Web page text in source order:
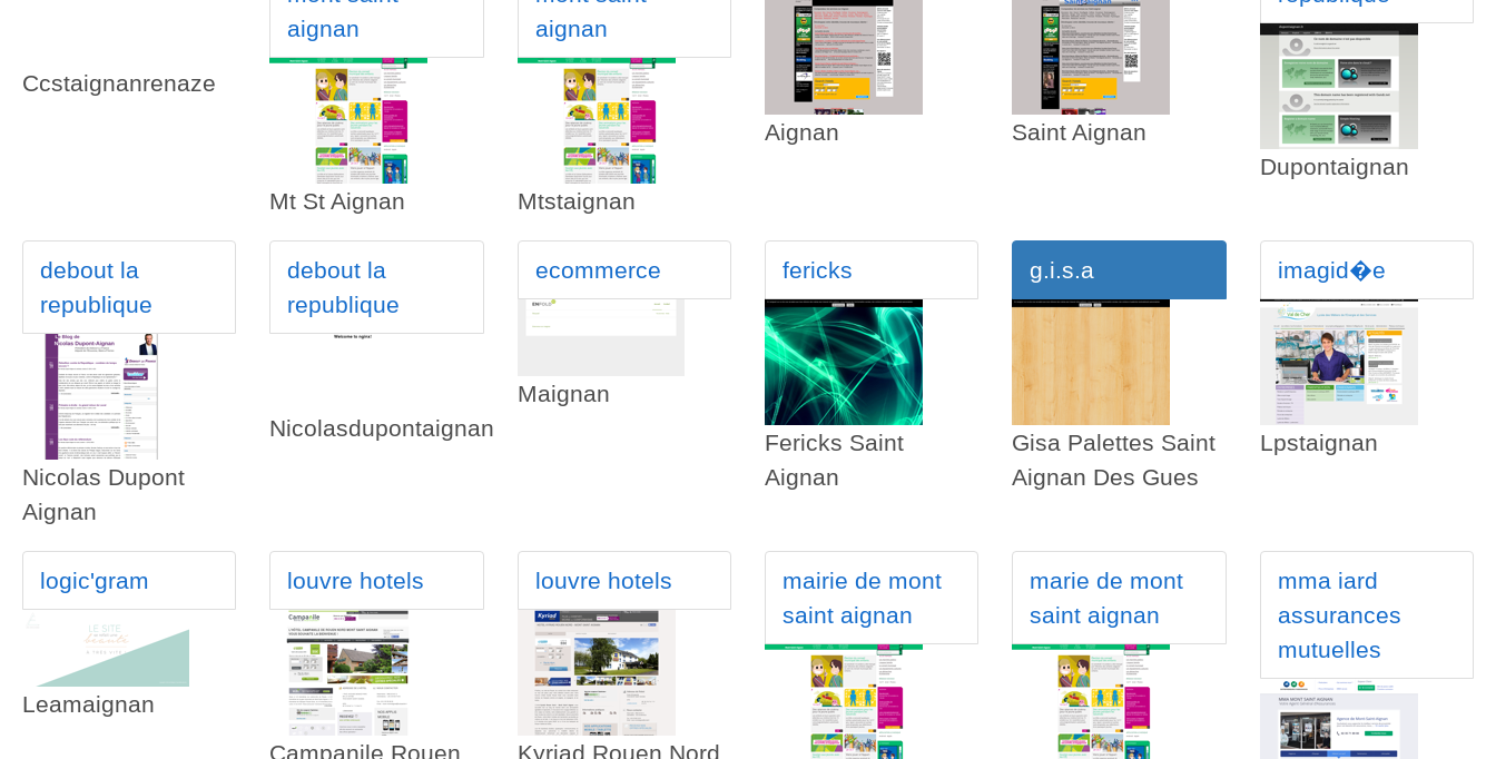
Ccstaignanrenaze
aignan
Mt St Aignan
aignan
Mtstaignan
Aignan Saint Aignan
Dupontaignan
debout la
republique
Nicolas Dupont
Aignan
debout la
republique
Nicolasdupontaignan
ecommerce
Maignan
fericks
Fericks Saint
Aignan
g.i.s.a
Gisa Palettes Saint
Aignan Des Gues
imagid�e
Lpstaignan
logic'gram
Leamaignan
louvre hotels
Campanile Rouen
louvre hotels
Kyriad Rouen Nord
mairie de mont
saint aignan
marie de mont
saint aignan
mma iard
assurances
mutuelles